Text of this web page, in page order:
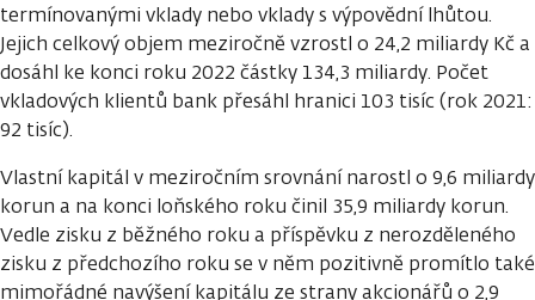
termínovanými vklady nebo vklady s výpovědní lhůtou.
Jejich celkový objem meziročně vzrostl o 24,2 miliardy Kč a
dosáhl ke konci roku 2022 částky 134,3 miliardy. Počet
vkladových klientů bank přesáhl hranici 103 tisíc (rok 2021:
92 tisíc).
Vlastní kapitál v meziročním srovnání narostl o 9,6 miliardy
korun a na konci loňského roku činil 35,9 miliardy korun.
Vedle zisku z běžného roku a příspěvku z nerozděleného
zisku z předchozího roku se v něm pozitivně promítlo také
mimořádné navýšení kapitálu ze strany akcionářů o 2,9